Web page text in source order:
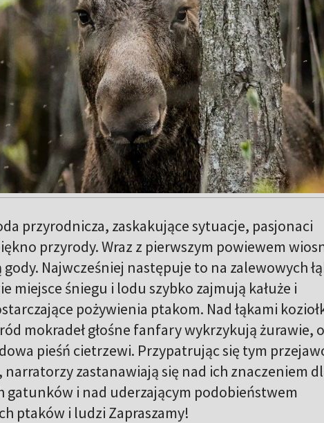
przyrodnicza, zaskakujące sytuacje, pasjonaci
przyrody. Wraz z pierwszym powiewem
Najwcześniej następuje to na zalewowych
miejsce śniegu i lodu szybko zajmują kałuże i
pożywienia ptakom. Nad łąkami
mokradeł głośne fanfary wykrzykują żurawie, o
pieśń cietrzewi. Przypatrując się tym
zastanawiają się nad ich znaczeniem
gatunków i nad uderzającym podobieństwem
ptaków i ludzi Zapraszamy!